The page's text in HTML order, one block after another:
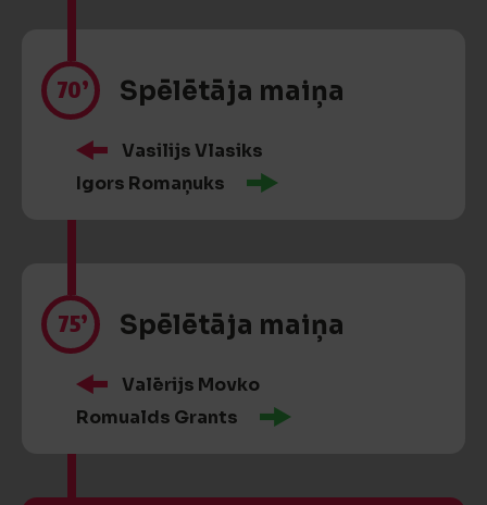
70’ Spēlētāja maiņa
Vasilijs Vlasiks
Igors Romaņuks
75’ Spēlētāja maiņa
Valērijs Movko
Romualds Grants